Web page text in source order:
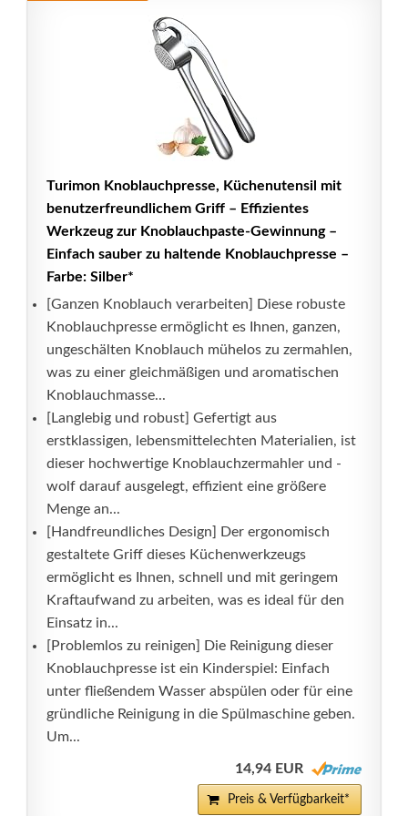
Turimon Knoblauchpresse, Küchenutensil mit
benutzerfreundlichem Griff – Effizientes
Werkzeug zur Knoblauchpaste-Gewinnung –
Einfach sauber zu haltende Knoblauchpresse –
Farbe: Silber*
[Ganzen Knoblauch verarbeiten] Diese robuste
Knoblauchpresse ermöglicht es Ihnen, ganzen,
ungeschälten Knoblauch mühelos zu zermahlen,
was zu einer gleichmäßigen und aromatischen
Knoblauchmasse...
[Langlebig und robust] Gefertigt aus
erstklassigen, lebensmittelechten Materialien, ist
dieser hochwertige Knoblauchzermahler und -
wolf darauf ausgelegt, effizient eine größere
Menge an...
[Handfreundliches Design] Der ergonomisch
gestaltete Griff dieses Küchenwerkzeugs
ermöglicht es Ihnen, schnell und mit geringem
Kraftaufwand zu arbeiten, was es ideal für den
Einsatz in...
[Problemlos zu reinigen] Die Reinigung dieser
Knoblauchpresse ist ein Kinderspiel: Einfach
unter fließendem Wasser abspülen oder für eine
gründliche Reinigung in die Spülmaschine geben.
Um...
14,94 EUR
Preis & Verfügbarkeit*